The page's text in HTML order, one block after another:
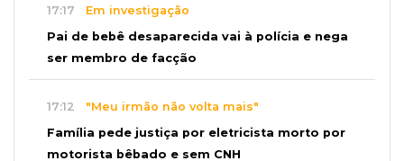
17:17 Em investigação
Pai de bebê desaparecida vai à polícia e nega
ser membro de facção
17:12 "Meu irmão não volta mais"
Família pede justiça por eletricista morto por
motorista bêbado e sem CNH